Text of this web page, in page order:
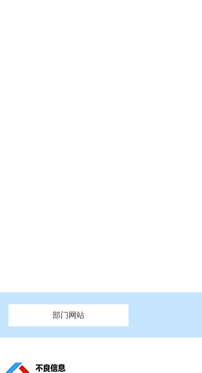
福建 江西 河南 湖北
泰州市政府 盐城市政府
市人社局 市自然资源和规划局
部门网站